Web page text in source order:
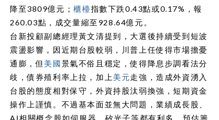
降至3809億元；櫃檯指數下跌0.43點或0.17%，報
260.03點，成交量縮至928.64億元。
台新投顧副總經理黃文清提到，大選後持續受到短波
震盪影響，因近期台股較弱，川普上任使得市場擔憂
通膨，但 美國景氣不俗且穩定，使得降息步調看法分
歧，債券殖利率上拉，加上 美元走強，造成外資湧入
台股的態度相對保守，外資持股汰弱換強，短期資金
操作上謹慎。不過基本面並無大問題，業績成長股、
AI相關概念股如伺服器、矽光子等都有利多，預估籌